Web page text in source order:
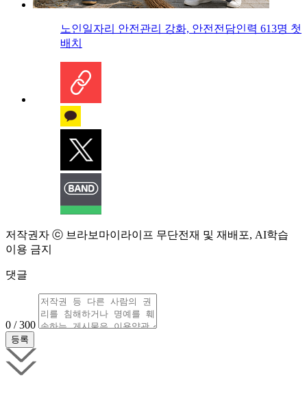
노인일자리 안전관리 강화, 안전전담인력 613명 첫
배치
저작권자 ⓒ 브라보마이라이프 무단전재 및 재배포, AI학습
이용 금지
댓글
0 / 300